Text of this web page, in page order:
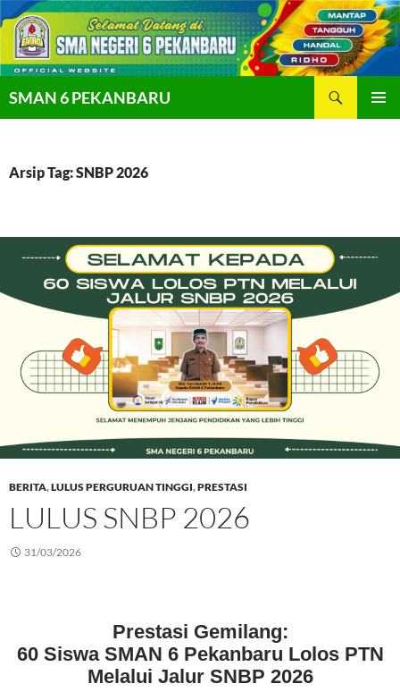
Langsung
ke
SMAN 6 PEKANBARU
Arsip Tag: SNBP 2026
BERITA,LULUS PERGURUAN TINGGI,PRESTASI
LULUS SNBP 2026
31/03/2026
Prestasi Gemilang:
60 Siswa SMAN 6 Pekanbaru Lolos PTN
Melalui Jalur SNBP 2026